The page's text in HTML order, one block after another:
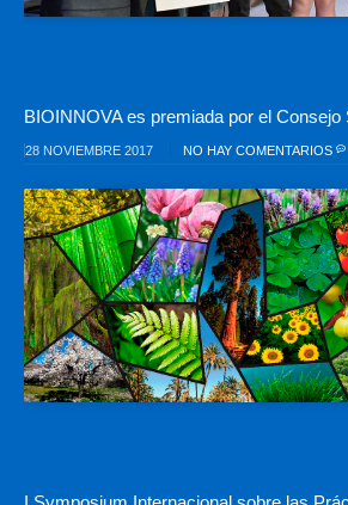
BIOINNOVA es premiada por el Consejo
28 NOVIEMBRE 2017 NO HAY COMENTARIOS